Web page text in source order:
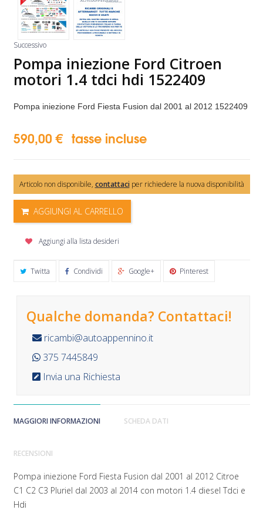
Successivo
Pompa iniezione Ford Citroen
motori 1.4 tdci hdi 1522409
Pompa iniezione Ford Fiesta Fusion dal 2001 al 2012 1522409
590,00 € tasse incluse
Articolo non disponibile, contattaciper richiedere la nuova disponibilità
AGGIUNGI AL CARRELLO
Aggiungi alla lista desideri
Twitta Condividi Google+ Pinterest
Qualche domanda? Contattaci!
ricambi@autoappennino.it
375 7445849
Invia una Richiesta
MAGGIORI INFORMAZIONI SCHEDA DATI
RECENSIONI
Pompa iniezione Ford Fiesta Fusion dal 2001 al 2012 Citroe
C1 C2 C3 Pluriel dal 2003 al 2014 con motori 1.4 diesel Tdci e
Hdi